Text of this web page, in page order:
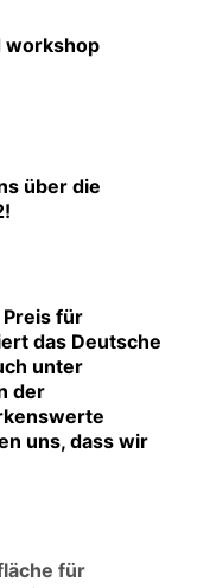
workshop
über die
Preis für
das Deutsche
unter
der
uns, dass wir
für